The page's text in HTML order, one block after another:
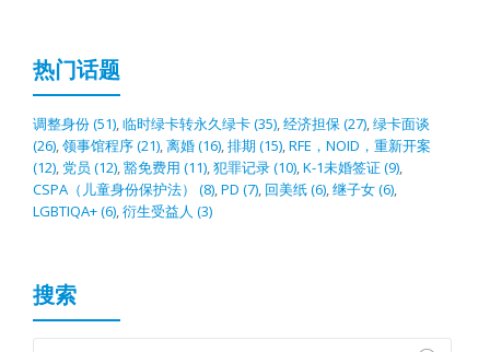
热门话题
调整身份(51),临时绿卡转永久绿卡(35),经济担保(27),绿卡面谈
(26),领事馆程序(21),离婚(16),排期 (15),RFE，NOID，重新开案
(12), 党员 (12),豁免费用 (11),犯罪记录(10),K-1未婚签证(9),
CSPA（儿童身份保护法）
(8),PD (7), 回美纸(6),继子女(6),
LGBTIQA+(6),衍生受益人 (3)
搜索